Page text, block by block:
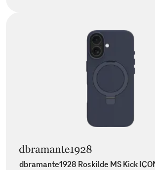
dbramante1928 Roskilde MS Kick